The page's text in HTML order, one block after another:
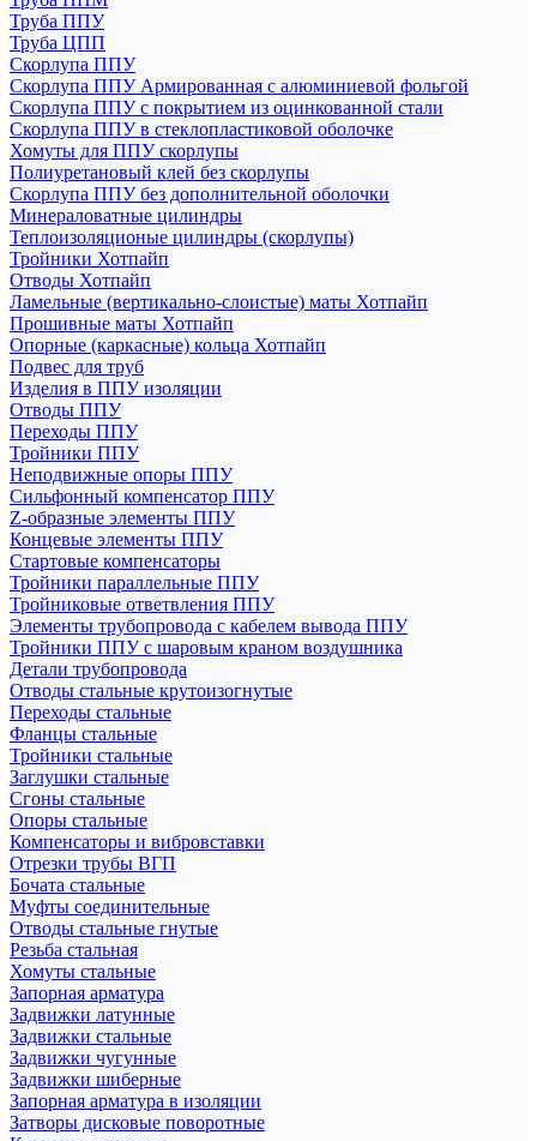
Труба ППУ
Труба ЦПП
Скорлупа ППУ
Скорлупа ППУ Армированная с алюминиевой фольгой
Скорлупа ППУ с покрытием из оцинкованной стали
Скорлупа ППУ в стеклопластиковой оболочке
Хомуты для ППУ скорлупы
Полиуретановый клей без скорлупы
Скорлупа ППУ без дополнительной оболочки
Минераловатные цилиндры
Теплоизоляционые цилиндры (скорлупы)
Тройники Хотпайп
Отводы Хотпайп
Ламельные (вертикально-слоистые) маты Хотпайп
Прошивные маты Хотпайп
Опорные (каркасные) кольца Хотпайп
Подвес для труб
Изделия в ППУ изоляции
Отводы ППУ
Переходы ППУ
Тройники ППУ
Неподвижные опоры ППУ
Cильфонный компенсатор ППУ
Z-образные элементы ППУ
Концевые элементы ППУ
Стартовые компенсаторы
Тройники параллельные ППУ
Тройниковые ответвления ППУ
Элементы трубопровода с кабелем вывода ППУ
Тройники ППУ с шаровым краном воздушника
Детали трубопровода
Отводы стальные крутоизогнутые
Переходы стальные
Фланцы стальные
Тройники стальные
Заглушки стальные
Сгоны стальные
Опоры стальные
Компенсаторы и вибровставки
Отрезки трубы ВГП
Бочата стальные
Муфты соединительные
Отводы стальные гнутые
Резьба стальная
Хомуты стальные
Запорная арматура
Задвижки латунные
Задвижки стальные
Задвижки чугунные
Задвижки шиберные
Запорная арматура в изоляции
Затворы дисковые поворотные